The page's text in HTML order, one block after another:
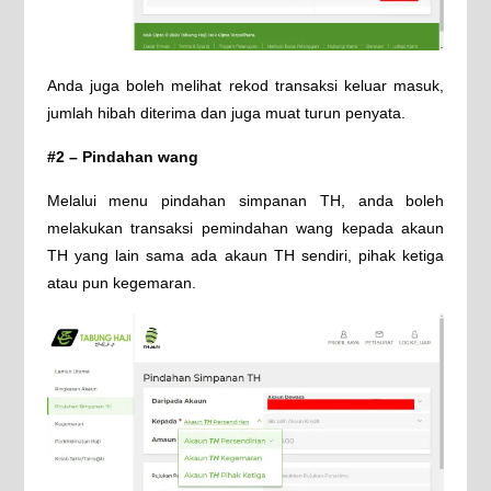
Anda juga boleh melihat rekod transaksi keluar masuk,
jumlah hibah diterima dan juga muat turun penyata.
#2 – Pindahan wang
Melalui menu pindahan simpanan TH, anda boleh
melakukan transaksi pemindahan wang kepada akaun
TH yang lain sama ada akaun TH sendiri, pihak ketiga
atau pun kegemaran.